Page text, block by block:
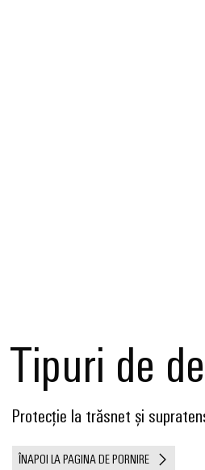
Tipuri de
Protecție la trăsnet și
ÎNAPOI LA PAGINA DE PORNIRE